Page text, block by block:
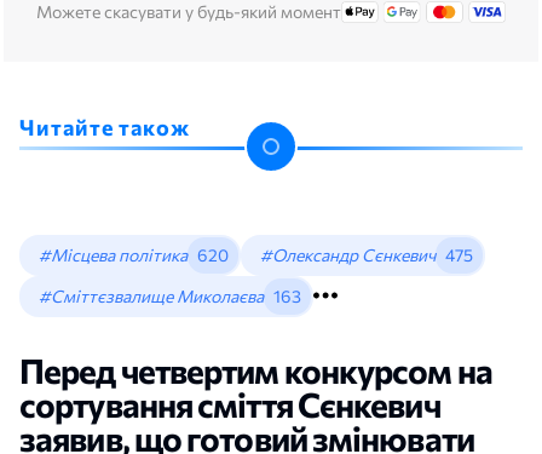
Можете скасувати у будь-який момент
Читайте також
#Місцева політика 620 #Олександр Сєнкевич 475
#Сміттєзвалище Миколаєва 163
Перед четвертим конкурсом на
сортування сміття Сєнкевич
заявив, що готовий змінювати